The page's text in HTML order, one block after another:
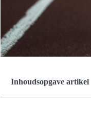
Inhoudsopgave artikel